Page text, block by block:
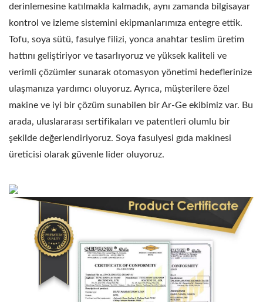
derinlemesine katılmakla kalmadık, aynı zamanda bilgisayar
kontrol ve izleme sistemini ekipmanlarımıza entegre ettik.
Tofu, soya sütü, fasulye filizi, yonca anahtar teslim üretim
hattını geliştiriyor ve tasarlıyoruz ve yüksek kaliteli ve
verimli çözümler sunarak otomasyon yönetimi hedeflerinize
ulaşmanıza yardımcı oluyoruz. Ayrıca, müşterilere özel
makine ve iyi bir çözüm sunabilen bir Ar-Ge ekibimiz var. Bu
arada, uluslararası sertifikaları ve patentleri olumlu bir
şekilde değerlendiriyoruz. Soya fasulyesi gıda makinesi
üreticisi olarak güvenle lider oluyoruz.